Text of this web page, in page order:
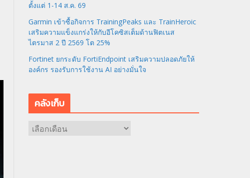
ตั้งแต่ 1-14 ส.ค. 69
Garmin เข้าซื้อกิจการ TrainingPeaks และ TrainHeroic
เสริมความแข็งแกร่งให้กับอีโคซิสเต็มด้านฟิตเนส
ไตรมาส 2 ปี 2569 โต 25%
Fortinet ยกระดับ FortiEndpoint เสริมความปลอดภัยให้
องค์กร รองรับการใช้งาน AI อย่างมั่นใจ
คลังเก็บ